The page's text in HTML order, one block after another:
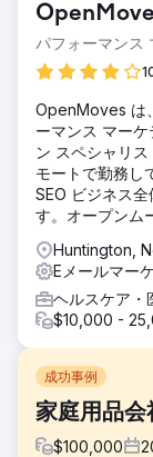
パフォーマンス
OpenMoves は
ーマンス マー
ン スペシャリ
モートで勤務し
SEO ビジネス
す。オープンム
Huntington,
Eメールマー
ヘルスケア・
$10,000 -
成功事例
家庭用品
$100,000